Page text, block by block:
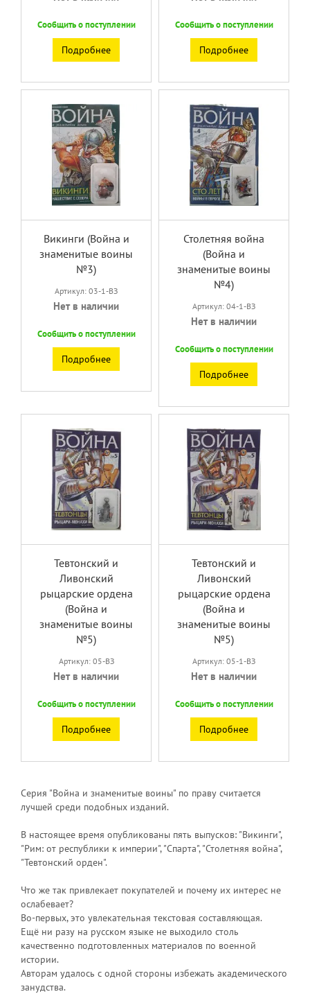
Сообщить о поступлении
Подробнее
Сообщить о поступлении
Подробнее
Викинги (Война и
знаменитые воины
№3)
Артикул: 03-1-ВЗ
Нет в наличии
Сообщить о поступлении
Подробнее
Столетняя война
(Война и
знаменитые воины
№4)
Артикул: 04-1-ВЗ
Нет в наличии
Сообщить о поступлении
Подробнее
Тевтонский и
Ливонский
рыцарские ордена
(Война и
знаменитые воины
№5)
Артикул: 05-ВЗ
Нет в наличии
Сообщить о поступлении
Подробнее
Тевтонский и
Ливонский
рыцарские ордена
(Война и
знаменитые воины
№5)
Артикул: 05-1-ВЗ
Нет в наличии
Сообщить о поступлении
Подробнее
Серия "Война и знаменитые воины" по праву считается
лучшей среди подобных изданий.
В настоящее время опубликованы пять выпусков: "Викинги",
"Рим: от республики к империи", "Спарта", "Столетняя война",
"Тевтонский орден".
Что же так привлекает покупателей и почему их интерес не
ослабевает?
Во-первых, это увлекательная текстовая составляющая.
Ещё ни разу на русском языке не выходило столь
качественно подготовленных материалов по военной
истории.
Авторам удалось с одной стороны избежать академического
занудства.